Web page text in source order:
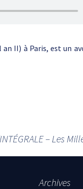
II) à Paris, est un
– Les
Archives